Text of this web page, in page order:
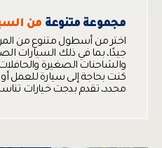
مجموعة متنوعة من
اختر من أسطول متنوع من
جيدًا، بما في ذلك السيارات
والشاحنات الصغيرة
كنت بحاجة إلى سيارة للعمل
محدد، تقدم بدجت خيارات